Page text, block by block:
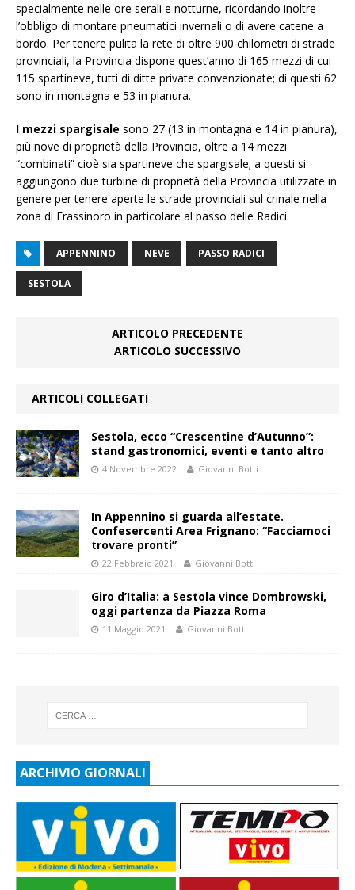
specialmente nelle ore serali e notturne, ricordando inoltre
l’obbligo di montare pneumatici invernali o di avere catene a
bordo. Per tenere pulita la rete di oltre 900 chilometri di strade
provinciali, la Provincia dispone quest’anno di 165 mezzi di cui
115 spartineve, tutti di ditte private convenzionate; di questi 62
sono in montagna e 53 in pianura.
I mezzi spargisale sono 27 (13 in montagna e 14 in pianura),
più nove di proprietà della Provincia, oltre a 14 mezzi
“combinati” cioè sia spartineve che spargisale; a questi si
aggiungono due turbine di proprietà della Provincia utilizzate in
genere per tenere aperte le strade provinciali sul crinale nella
zona di Frassinoro in particolare al passo delle Radici.
APPENNINO NEVE PASSO RADICI
SESTOLA
ARTICOLO PRECEDENTE
ARTICOLO SUCCESSIVO
ARTICOLI COLLEGATI
Sestola, ecco “Crescentine d’Autunno”:
stand gastronomici, eventi e tanto altro
4 Novembre 2022 Giovanni Botti
In Appennino si guarda all’estate.
Confesercenti Area Frignano: “Facciamoci
trovare pronti”
22 Febbraio 2021 Giovanni Botti
Giro d’Italia: a Sestola vince Dombrowski,
oggi partenza da Piazza Roma
11 Maggio 2021 Giovanni Botti
ARCHIVIO GIORNALI